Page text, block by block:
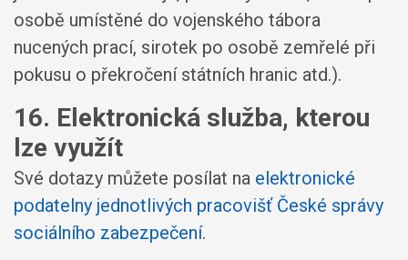
osobě umístěné do vojenského tábora
nucených prací, sirotek po osobě zemřelé při
pokusu o překročení státních hranic atd.).
16. Elektronická služba, kterou
lze využít
Své dotazy můžete posílat na elektronické
podatelny jednotlivých pracovišť České správy
sociálního zabezpečení.